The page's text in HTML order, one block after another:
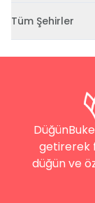
Tüm Şehirler
getirerek
düğün ve